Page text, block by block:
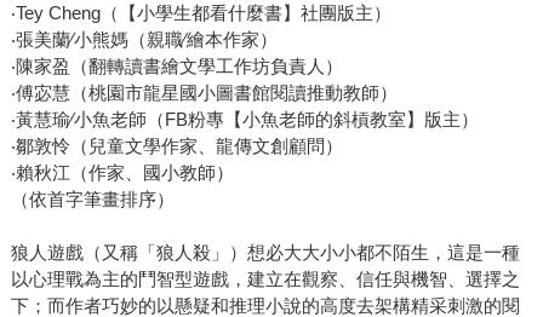
‧Tey Cheng（【小學生都看什麼書】社團版主）
‧張美蘭∕小熊媽（親職∕繪本作家）
‧陳家盈（翻轉讀書繪文學工作坊負責人）
‧傅宓慧（桃園市龍星國小圖書館閱讀推動教師）
‧黃慧瑜∕小魚老師（FB粉專【小魚老師的斜槓教室】版主）
‧鄒敦怜（兒童文學作家、龍傳文創顧問）
‧賴秋江（作家、國小教師）
（依首字筆畫排序）
狼人遊戲（又稱「狼人殺」）想必大大小小都不陌生，這是一種
以心理戰為主的鬥智型遊戲，建立在觀察、信任與機智、選擇之
下；而作者巧妙的以懸疑和推理小說的高度去架構精采刺激的閱